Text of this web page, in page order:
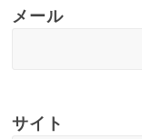
メール
サイト